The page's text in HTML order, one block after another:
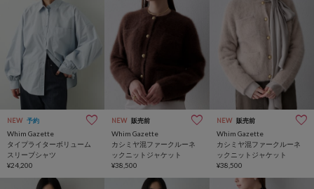
NEW 予約
Whim Gazette
タイプライターボリューム
スリーブシャツ
¥24,200
NEW 販売前
Whim Gazette
カシミヤ混ファークルーネ
ックニットジャケット
¥38,500
NEW 販売前
Whim Gazette
カシミヤ混ファークルーネ
ックニットジャケット
¥38,500